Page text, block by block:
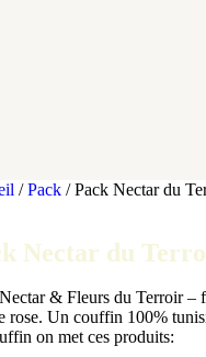
/Pack / Pack Nectar du
Nectar du
& Fleurs du Terroir –
rose. Un couffin 100%
on met ces produits: